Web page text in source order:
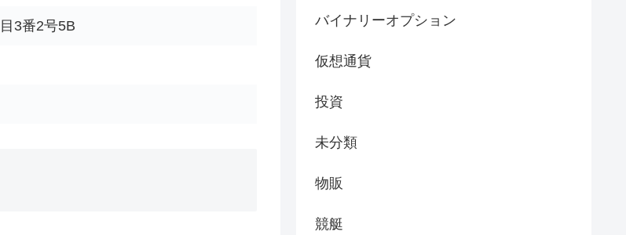
3番2号5B バイナリーオプション
仮想通貨
投資
未分類
物販
競艇